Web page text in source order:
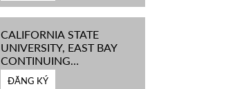
CALIFORNIA STATE
UNIVERSITY, EAST BAY
CONTINUING
EDUCATION
ĐĂNG KÝ